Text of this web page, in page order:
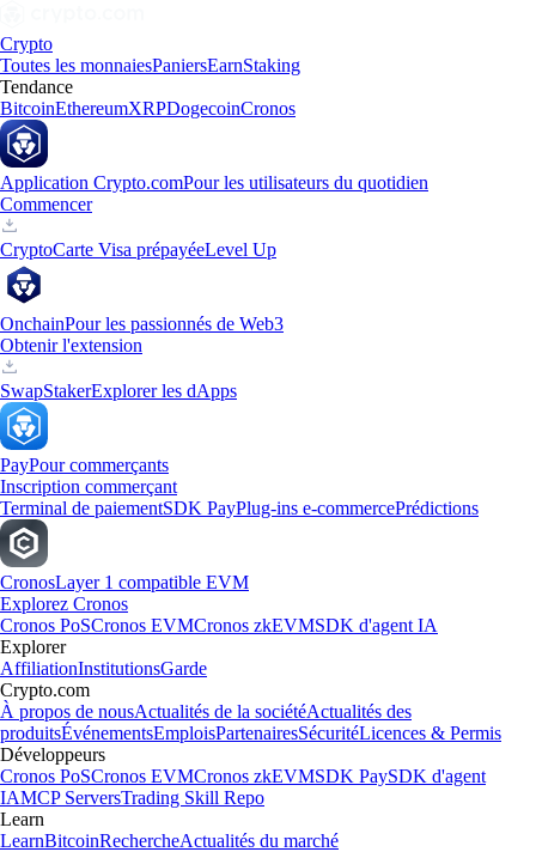
Crypto
Toutes les monnaiesPaniersEarnStaking
Tendance
BitcoinEthereumXRPDogecoinCronos
Application Crypto.comPour les utilisateurs du quotidien
Commencer
CryptoCarte Visa prépayéeLevel Up
OnchainPour les passionnés de Web3
Obtenir l'extension
SwapStakerExplorer les dApps
PayPour commerçants
Inscription commerçant
Terminal de paiementSDK PayPlug-ins e-commercePrédictions
CronosLayer 1 compatible EVM
Explorez Cronos
Cronos PoSCronos EVMCronos zkEVMSDK d'agent IA
Explorer
AffiliationInstitutionsGarde
Crypto.com
À propos de nousActualités de la sociétéActualités des
produitsÉvénementsEmploisPartenairesSécuritéLicences & Permis
Développeurs
Cronos PoSCronos EVMCronos zkEVMSDK PaySDK d'agent
IAMCP ServersTrading Skill Repo
Learn
LearnBitcoinRechercheActualités du marché